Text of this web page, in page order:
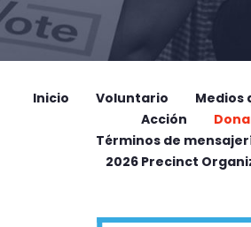
Inicio Voluntario
Medios
Acción
Términos de
2026 Precinct